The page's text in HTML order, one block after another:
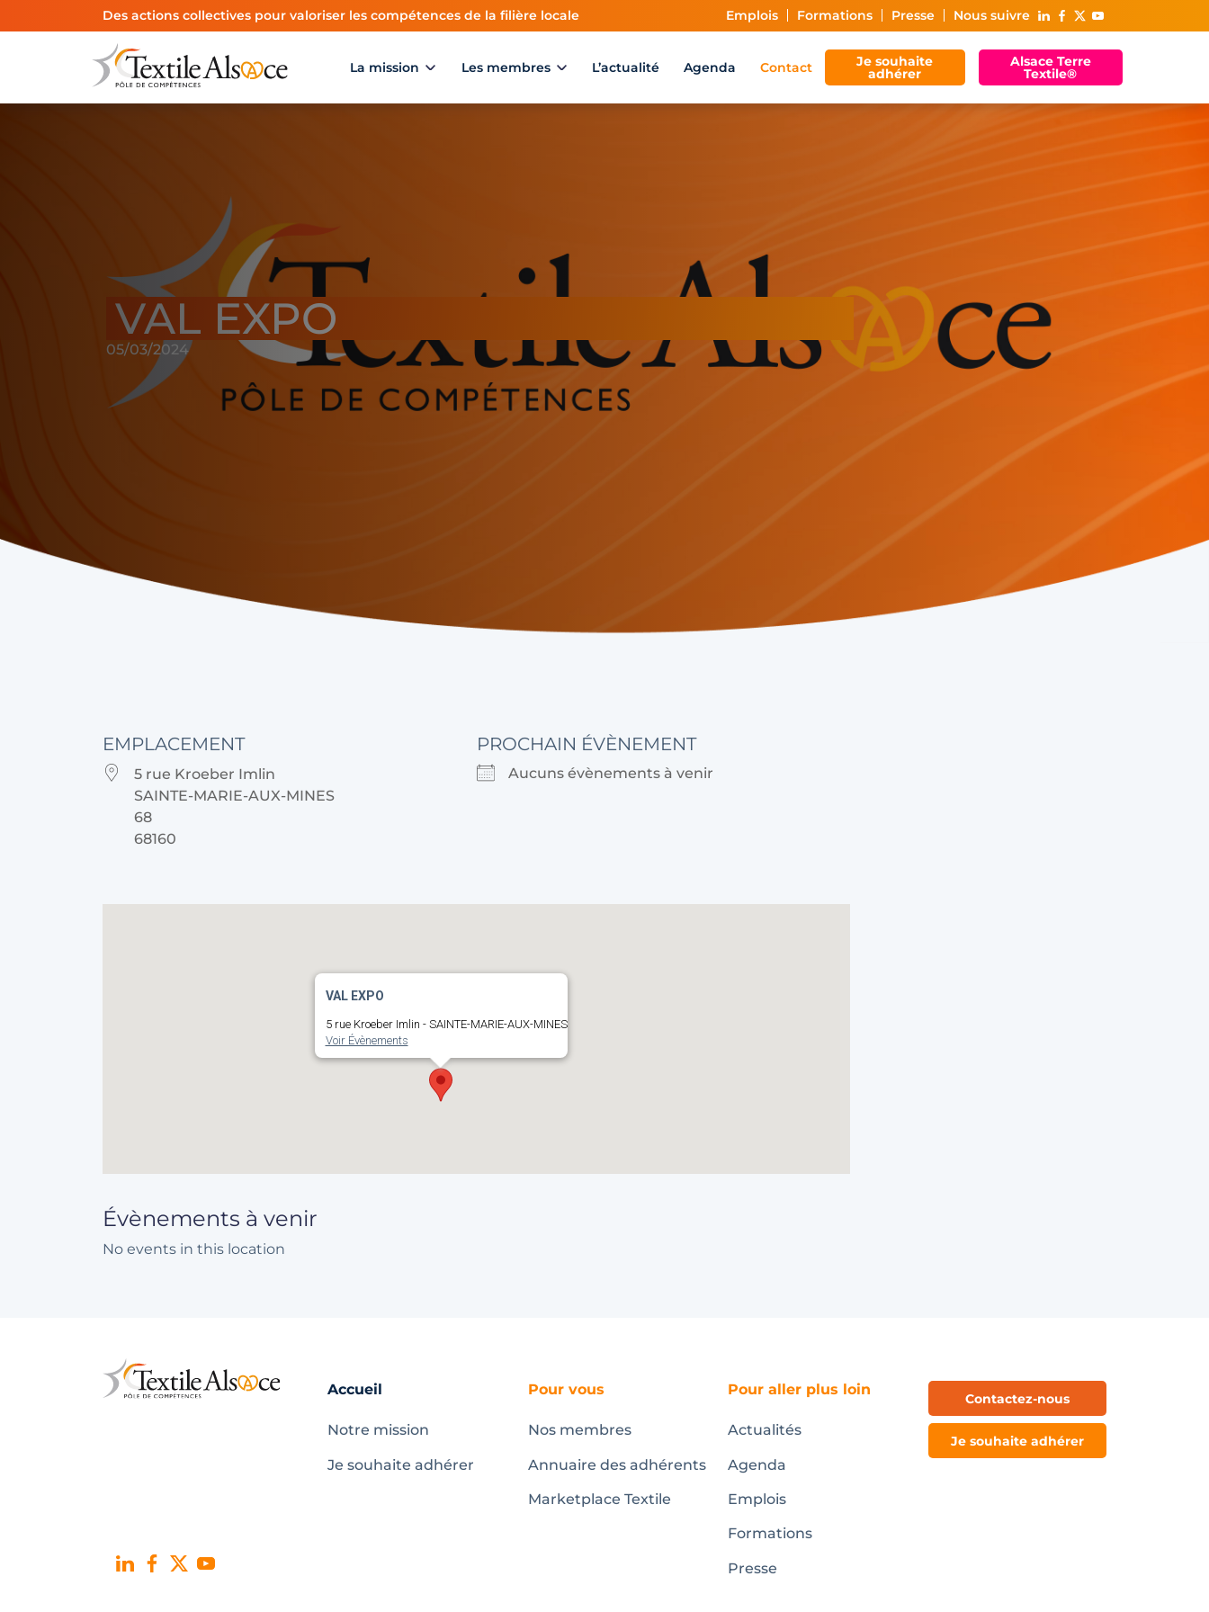
Des actions collectives pour valoriser les compétences de la filière locale Emplois Formations Presse Nous suivre
La mission Les membres L’actualité Agenda Contact Je souhaite
adhérer
Alsace Terre
Textile®
VAL EXPO
05/03/2024
EMPLACEMENT
5 rue Kroeber Imlin
SAINTE-MARIE-AUX-MINES
68
68160
PROCHAIN ÉVÈNEMENT
Aucuns évènements à venir
VAL EXPO
5 rue Kroeber Imlin - SAINTE-MARIE-AUX-MINES
Voir Évènements
Évènements à venir
No events in this location
Accueil
Notre mission
Je souhaite adhérer
Pour vous
Nos membres
Annuaire des adhérents
Marketplace Textile
Pour aller plus loin
Actualités
Agenda
Emplois
Formations
Presse
Contactez-nous
Je souhaite adhérer
Panneau de gestion des cookies